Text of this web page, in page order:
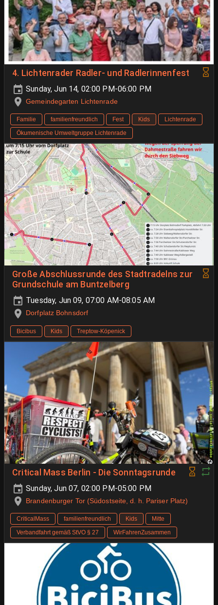
4. Lichtenrader Radler- und Radlerinnenfest
Sunday, Jun 14, 02:00 PM-06:00 PM
Gemeindegarten Lichtenrade
Familie familienfreundlich Fest Kids
Lichtenrade
Ökumenische Umweltgruppe Lichtenrade
Große Abschlussrunde des Stadtradelns zur
Grundschule am Buntzelberg
Tuesday, Jun 09, 07:00 AM-08:05 AM
Dorfplatz Bohnsdorf
Bicibus Kids Treptow-Köpenick
Critical Mass Berlin - Die Sonntagsrunde
Sunday, Jun 07, 02:00 PM-05:00 PM
Brandenburger Tor (Südostseite, d. h. Pariser Platz)
CriticalMass familienfreundlich Kids
Mitte
Verbandfahrt gemäß StVO § 27
WirFahrenZusammen